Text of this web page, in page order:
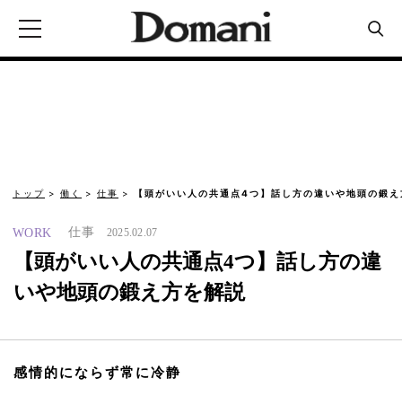
トップ 働く 仕事 【頭がいい人の共通点4つ】話し方の違いや地頭の鍛
WORK 仕事 2025.02.07
【頭がいい人の共通点4つ】話し方の違
いや地頭の鍛え方を解説
感情的にならず常に冷静